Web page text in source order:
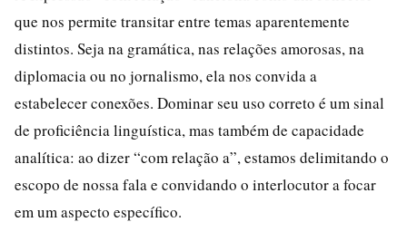
que nos permite transitar entre temas aparentemente
distintos. Seja na gramática, nas relações amorosas, na
diplomacia ou no jornalismo, ela nos convida a
estabelecer conexões. Dominar seu uso correto é um sinal
de proficiência linguística, mas também de capacidade
analítica: ao dizer “com relação a”, estamos delimitando o
escopo de nossa fala e convidando o interlocutor a focar
em um aspecto específico.